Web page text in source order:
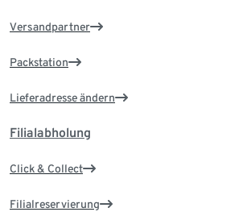
Versandpartner
Packstation
Lieferadresse ändern
Filialabholung
Click & Collect
Filialreservierung